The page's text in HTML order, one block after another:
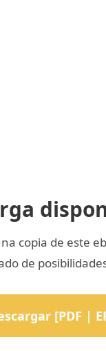
copia de este
de
[PDF |